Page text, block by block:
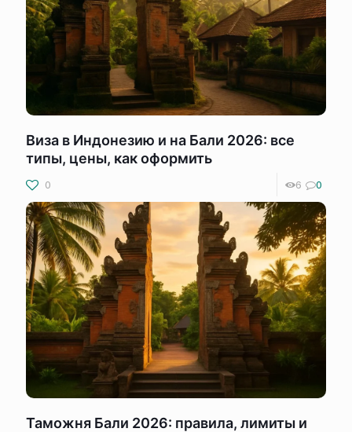
Виза в Индонезию и на Бали 2026: все
типы, цены, как оформить
0 6 0
Таможня Бали 2026: правила, лимиты и